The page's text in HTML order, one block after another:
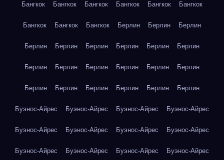
Бангкок Бангкок Бангкок Бангкок Бангкок Бангкок
Бангкок Бангкок Бангкок Берлин Берлин Берлин
Берлин Берлин Берлин Берлин Берлин Берлин
Берлин Берлин Берлин Берлин Берлин Берлин
Берлин Берлин Берлин Берлин Берлин Берлин
Буэнос-Айрес Буэнос-Айрес Буэнос-Айрес Буэнос-Айрес
Буэнос-Айрес Буэнос-Айрес Буэнос-Айрес Буэнос-Айрес
Буэнос-Айрес Буэнос-Айрес Буэнос-Айрес Буэнос-Айрес